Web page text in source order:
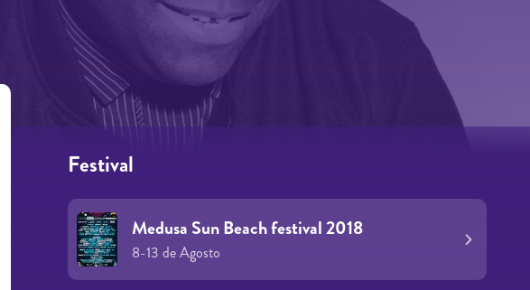
Festival
8-13 de Agosto
Medusa Sun Beach festival 2018